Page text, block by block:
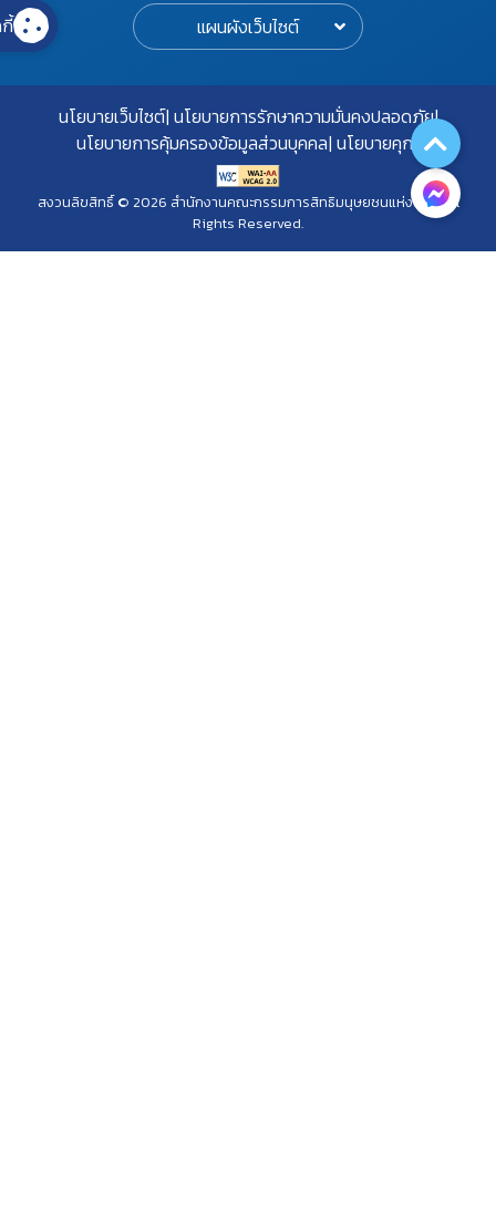
แผนผังเว็บไซต์
นโยบายเว็บไซต์ นโยบายการรักษาความมั่นคงปลอดภัย
นโยบายการคุ้มครองข้อมูลส่วนบุคคล นโยบายคุกกี้
สงวนลิขสิทธิ์ © 2026 สำนักงานคณะกรรมการสิทธิมนุษยชนแห่งชาติ. All
Rights Reserved.